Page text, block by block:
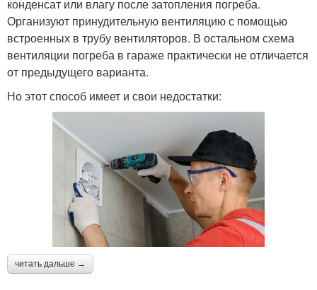
конденсат или влагу после затопления погреба.
Организуют принудительную вентиляцию с помощью
встроенных в трубу вентиляторов. В остальном схема
вентиляции погреба в гараже практически не отличается
от предыдущего варианта.
Но этот способ имеет и свои недостатки:
читать дальше →